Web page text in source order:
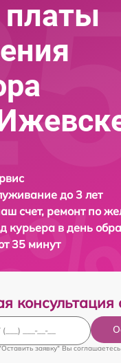
до 3 лет
счет, ремонт по
курьера в день
35 минут
заявку" Вы